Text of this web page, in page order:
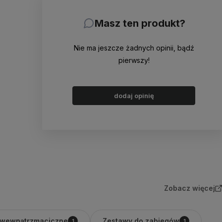
Masz ten produkt?
Nie ma jeszcze żadnych opinii, bądź
pierwszy!
dodaj opinię
Zobacz więcej